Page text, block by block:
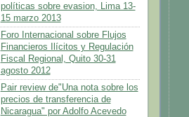
políticas sobre evasion, Lima 13-
15 marzo 2013
Foro Internacional sobre Flujos
Financieros Ilícitos y Regulación
Fiscal Regional, Quito 30-31
agosto 2012
Pair review de"Una nota sobre los
precios de transferencia de
Nicaragua" por Adolfo Acevedo